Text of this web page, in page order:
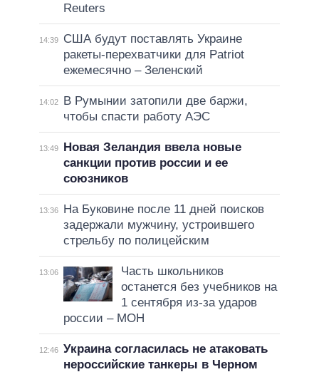
Reuters
14:39
США будут поставлять Украине
ракеты-перехватчики для Patriot
ежемесячно – Зеленский
14:02
В Румынии затопили две баржи,
чтобы спасти работу АЭС
13:49
Новая Зеландия ввела новые
санкции против россии и ее
союзников
13:36
На Буковине после 11 дней поисков
задержали мужчину, устроившего
стрельбу по полицейским
13:06
Часть школьников
останется без учебников на
1 сентября из-за ударов
россии – МОН
12:46 Украина согласилась не атаковать
нероссийские танкеры в Черном